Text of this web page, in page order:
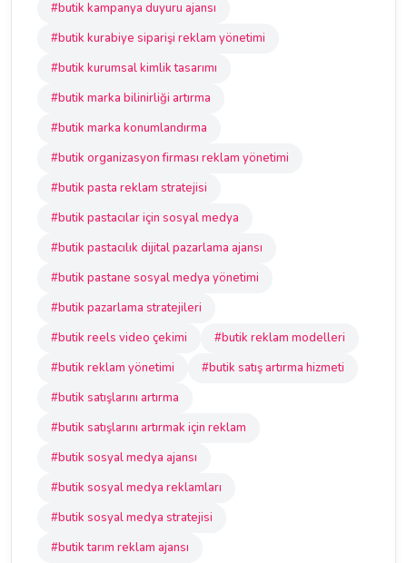
#butik kampanya duyuru ajansı
#butik kurabiye siparişi reklam yönetimi
#butik kurumsal kimlik tasarımı
#butik marka bilinirliği artırma
#butik marka konumlandırma
#butik organizasyon firması reklam yönetimi
#butik pasta reklam stratejisi
#butik pastacılar için sosyal medya
#butik pastacılık dijital pazarlama ajansı
#butik pastane sosyal medya yönetimi
#butik pazarlama stratejileri
#butik reels video çekimi
#butik reklam modelleri
#butik reklam yönetimi
#butik satış artırma hizmeti
#butik satışlarını artırma
#butik satışlarını artırmak için reklam
#butik sosyal medya ajansı
#butik sosyal medya reklamları
#butik sosyal medya stratejisi
#butik tarım reklam ajansı